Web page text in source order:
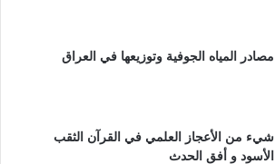
مصادر المياه الجوفية وتوزيعها في العراق
شيء من الأعجاز العلمي في القرآن الثقب
الأسود و أفق الحدث